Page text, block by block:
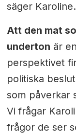
säger Karoline.
Att den mat
underton är
perspektivet
politiska
som påverkar
Vi frågar
frågor de ser